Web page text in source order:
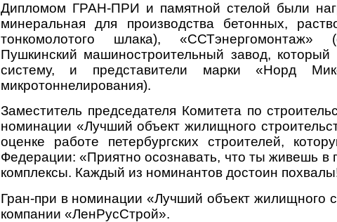
Дипломом ГРАН-ПРИ и памятной стелой были
минеральная для производства бетонных,
тонкомолотого шлака), «ССТэнергомонтаж»
Пушкинский машиностроительный завод, который
систему, и представители марки «Норд
микротоннелирования).
Заместитель председателя Комитета по
номинации «Лучший объект жилищного
оценке работе петербургских строителей,
Федерации: «Приятно осознавать, что ты живешь
комплексы. Каждый из номинантов достоин
Гран-при в номинации «Лучший объект жилищного
компании «ЛенРусСтрой».